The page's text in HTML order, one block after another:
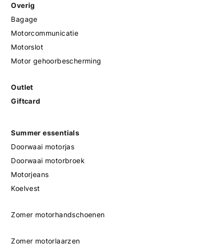
Overig
Bagage
Motorcommunicatie
Motorslot
Motor gehoorbescherming
Outlet
Giftcard
Summer essentials
Doorwaai motorjas
Doorwaai motorbroek
Motorjeans
Koelvest
Zomer motorhandschoenen
Zomer motorlaarzen